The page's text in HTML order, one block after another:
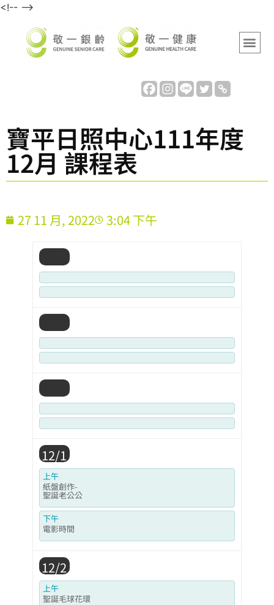
<!-- -->
寶平日照中心111年度
12月 課程表
27 11 月, 2022 3:04 下午
12/1
上午
紙盤創作-
聖誕老公公
下午
電影時間
12/2
上午
聖誕毛球花環